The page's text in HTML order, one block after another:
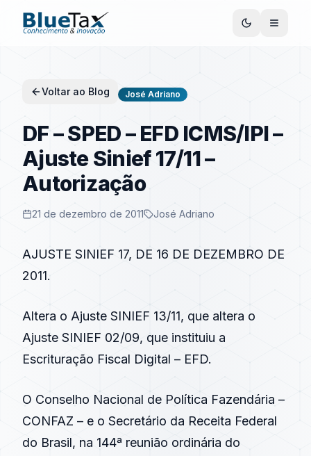
Voltar ao Blog José Adriano
DF – SPED – EFD ICMS/IPI –
Ajuste Sinief 17/11 –
Autorização
21 de dezembro de 2011 José Adriano
AJUSTE SINIEF 17, DE 16 DE DEZEMBRO DE
2011.
Altera o Ajuste SINIEF 13/11, que altera o
Ajuste SINIEF 02/09, que instituiu a
Escrituração Fiscal Digital – EFD.
O Conselho Nacional de Política Fazendária –
CONFAZ – e o Secretário da Receita Federal
do Brasil, na 144ª reunião ordinária do